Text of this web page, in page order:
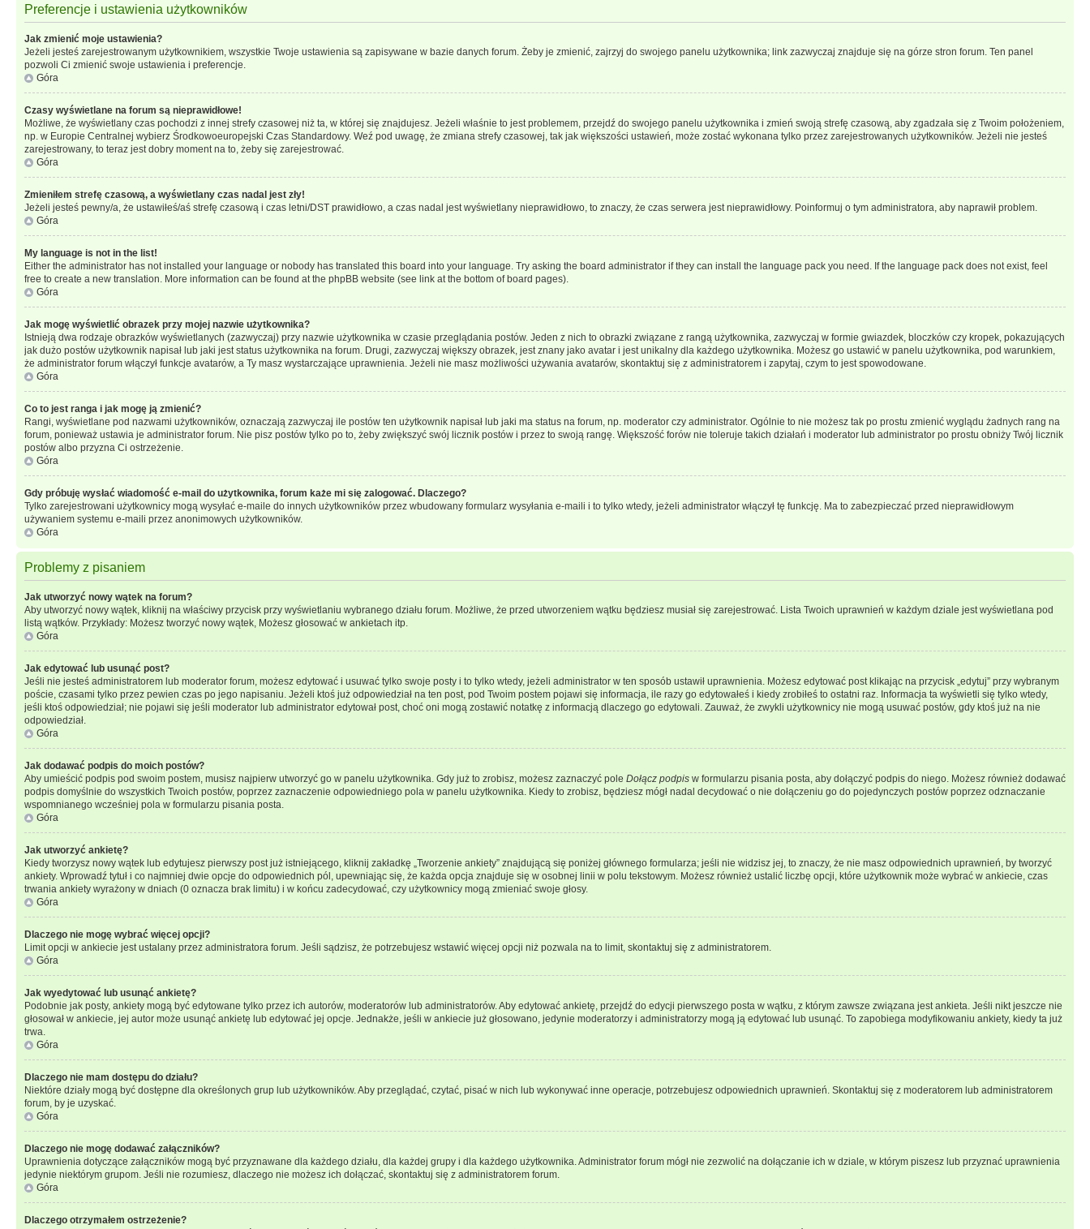
Preferencje i ustawienia użytkowników
Jak zmienić moje ustawienia?
Jeżeli jesteś zarejestrowanym użytkownikiem, wszystkie Twoje ustawienia są zapisywane w bazie danych forum. Żeby je zmienić, zajrzyj do swojego panelu użytkownika; link zazwyczaj znajduje się na górze stron forum. Ten panel
pozwoli Ci zmienić swoje ustawienia i preferencje.
Góra
Czasy wyświetlane na forum są nieprawidłowe!
Możliwe, że wyświetlany czas pochodzi z innej strefy czasowej niż ta, w której się znajdujesz. Jeżeli właśnie to jest problemem, przejdź do swojego panelu użytkownika i zmień swoją strefę czasową, aby zgadzała się z Twoim położeniem,
np. w Europie Centralnej wybierz Środkowoeuropejski Czas Standardowy. Weź pod uwagę, że zmiana strefy czasowej, tak jak większości ustawień, może zostać wykonana tylko przez zarejestrowanych użytkowników. Jeżeli nie jesteś
zarejestrowany, to teraz jest dobry moment na to, żeby się zarejestrować.
Góra
Zmieniłem strefę czasową, a wyświetlany czas nadal jest zły!
Jeżeli jesteś pewny/a, że ustawiłeś/aś strefę czasową i czas letni/DST prawidłowo, a czas nadal jest wyświetlany nieprawidłowo, to znaczy, że czas serwera jest nieprawidłowy. Poinformuj o tym administratora, aby naprawił problem.
Góra
My language is not in the list!
Either the administrator has not installed your language or nobody has translated this board into your language. Try asking the board administrator if they can install the language pack you need. If the language pack does not exist, feel
free to create a new translation. More information can be found at the phpBB website (see link at the bottom of board pages).
Góra
Jak mogę wyświetlić obrazek przy mojej nazwie użytkownika?
Istnieją dwa rodzaje obrazków wyświetlanych (zazwyczaj) przy nazwie użytkownika w czasie przeglądania postów. Jeden z nich to obrazki związane z rangą użytkownika, zazwyczaj w formie gwiazdek, bloczków czy kropek, pokazujących
jak dużo postów użytkownik napisał lub jaki jest status użytkownika na forum. Drugi, zazwyczaj większy obrazek, jest znany jako avatar i jest unikalny dla każdego użytkownika. Możesz go ustawić w panelu użytkownika, pod warunkiem,
że administrator forum włączył funkcje avatarów, a Ty masz wystarczające uprawnienia. Jeżeli nie masz możliwości używania avatarów, skontaktuj się z administratorem i zapytaj, czym to jest spowodowane.
Góra
Co to jest ranga i jak mogę ją zmienić?
Rangi, wyświetlane pod nazwami użytkowników, oznaczają zazwyczaj ile postów ten użytkownik napisał lub jaki ma status na forum, np. moderator czy administrator. Ogólnie to nie możesz tak po prostu zmienić wyglądu żadnych rang na
forum, ponieważ ustawia je administrator forum. Nie pisz postów tylko po to, żeby zwiększyć swój licznik postów i przez to swoją rangę. Większość forów nie toleruje takich działań i moderator lub administrator po prostu obniży Twój licznik
postów albo przyzna Ci ostrzeżenie.
Góra
Gdy próbuję wysłać wiadomość e-mail do użytkownika, forum każe mi się zalogować. Dlaczego?
Tylko zarejestrowani użytkownicy mogą wysyłać e-maile do innych użytkowników przez wbudowany formularz wysyłania e-maili i to tylko wtedy, jeżeli administrator włączył tę funkcję. Ma to zabezpieczać przed nieprawidłowym
używaniem systemu e-maili przez anonimowych użytkowników.
Góra
Problemy z pisaniem
Jak utworzyć nowy wątek na forum?
Aby utworzyć nowy wątek, kliknij na właściwy przycisk przy wyświetlaniu wybranego działu forum. Możliwe, że przed utworzeniem wątku będziesz musiał się zarejestrować. Lista Twoich uprawnień w każdym dziale jest wyświetlana pod
listą wątków. Przykłady: Możesz tworzyć nowy wątek, Możesz głosować w ankietach itp.
Góra
Jak edytować lub usunąć post?
Jeśli nie jesteś administratorem lub moderator forum, możesz edytować i usuwać tylko swoje posty i to tylko wtedy, jeżeli administrator w ten sposób ustawił uprawnienia. Możesz edytować post klikając na przycisk „edytuj” przy wybranym
poście, czasami tylko przez pewien czas po jego napisaniu. Jeżeli ktoś już odpowiedział na ten post, pod Twoim postem pojawi się informacja, ile razy go edytowałeś i kiedy zrobiłeś to ostatni raz. Informacja ta wyświetli się tylko wtedy,
jeśli ktoś odpowiedział; nie pojawi się jeśli moderator lub administrator edytował post, choć oni mogą zostawić notatkę z informacją dlaczego go edytowali. Zauważ, że zwykli użytkownicy nie mogą usuwać postów, gdy ktoś już na nie
odpowiedział.
Góra
Jak dodawać podpis do moich postów?
Aby umieścić podpis pod swoim postem, musisz najpierw utworzyć go w panelu użytkownika. Gdy już to zrobisz, możesz zaznaczyć pole Dołącz podpis w formularzu pisania posta, aby dołączyć podpis do niego. Możesz również dodawać
podpis domyślnie do wszystkich Twoich postów, poprzez zaznaczenie odpowiedniego pola w panelu użytkownika. Kiedy to zrobisz, będziesz mógł nadal decydować o nie dołączeniu go do pojedynczych postów poprzez odznaczanie
wspomnianego wcześniej pola w formularzu pisania posta.
Góra
Jak utworzyć ankietę?
Kiedy tworzysz nowy wątek lub edytujesz pierwszy post już istniejącego, kliknij zakładkę „Tworzenie ankiety” znajdującą się poniżej głównego formularza; jeśli nie widzisz jej, to znaczy, że nie masz odpowiednich uprawnień, by tworzyć
ankiety. Wprowadź tytuł i co najmniej dwie opcje do odpowiednich pól, upewniając się, że każda opcja znajduje się w osobnej linii w polu tekstowym. Możesz również ustalić liczbę opcji, które użytkownik może wybrać w ankiecie, czas
trwania ankiety wyrażony w dniach (0 oznacza brak limitu) i w końcu zadecydować, czy użytkownicy mogą zmieniać swoje głosy.
Góra
Dlaczego nie mogę wybrać więcej opcji?
Limit opcji w ankiecie jest ustalany przez administratora forum. Jeśli sądzisz, że potrzebujesz wstawić więcej opcji niż pozwala na to limit, skontaktuj się z administratorem.
Góra
Jak wyedytować lub usunąć ankietę?
Podobnie jak posty, ankiety mogą być edytowane tylko przez ich autorów, moderatorów lub administratorów. Aby edytować ankietę, przejdź do edycji pierwszego posta w wątku, z którym zawsze związana jest ankieta. Jeśli nikt jeszcze nie
głosował w ankiecie, jej autor może usunąć ankietę lub edytować jej opcje. Jednakże, jeśli w ankiecie już głosowano, jedynie moderatorzy i administratorzy mogą ją edytować lub usunąć. To zapobiega modyfikowaniu ankiety, kiedy ta już
trwa.
Góra
Dlaczego nie mam dostępu do działu?
Niektóre działy mogą być dostępne dla określonych grup lub użytkowników. Aby przeglądać, czytać, pisać w nich lub wykonywać inne operacje, potrzebujesz odpowiednich uprawnień. Skontaktuj się z moderatorem lub administratorem
forum, by je uzyskać.
Góra
Dlaczego nie mogę dodawać załączników?
Uprawnienia dotyczące załączników mogą być przyznawane dla każdego działu, dla każdej grupy i dla każdego użytkownika. Administrator forum mógł nie zezwolić na dołączanie ich w dziale, w którym piszesz lub przyznać uprawnienia
jedynie niektórym grupom. Jeśli nie rozumiesz, dlaczego nie możesz ich dołączać, skontaktuj się z administratorem forum.
Góra
Dlaczego otrzymałem ostrzeżenie?